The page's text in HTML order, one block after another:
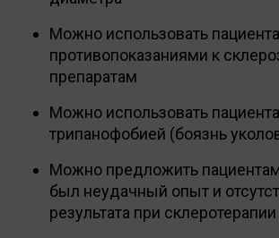
Можно использовать
противопоказаниями к
препаратам
Можно использовать
трипанофобией (боязнь
Можно предложить
был неудачный опыт и
результата при склеротерапии